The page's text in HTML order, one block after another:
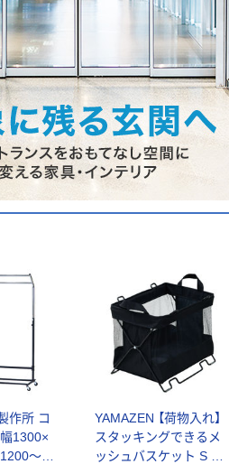
作所 コ
1300×
～
YAMAZEN 【荷物入れ】
スタッキングできるメ
ッシュバスケット S 折